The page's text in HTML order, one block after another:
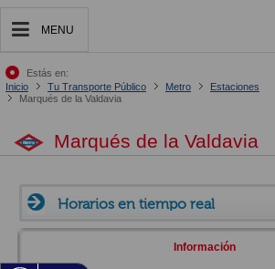
MENU
Estás en:
Inicio
Tu Transporte Público Metro
Estaciones
Marqués de la Valdavia
Marqués de la Valdavia
Horarios en tiempo real
Información